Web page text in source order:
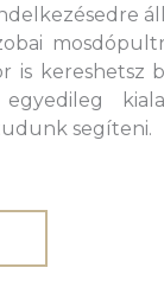
is kereshetsz
egyedileg
segíteni.